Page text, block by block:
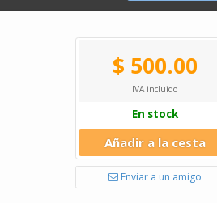
$ 500.00
IVA incluido
En stock
Añadir a la cesta
Enviar a un amigo